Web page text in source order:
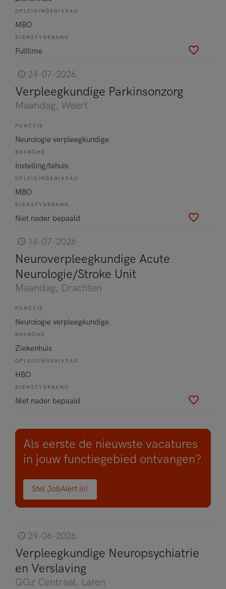
OPLEIDINGSNIVEAU
MBO
DIENSTVERBAND
Fulltime
24-07-2026
Verpleegkundige Parkinsonzorg
Maandag, Weert
FUNCTIE
Neurologie verpleegkundige
BRANCHE
Instelling/tehuis
OPLEIDINGSNIVEAU
MBO
DIENSTVERBAND
Niet nader bepaald
18-07-2026
Neuroverpleegkundige Acute
Neurologie/Stroke Unit
Maandag, Drachten
FUNCTIE
Neurologie verpleegkundige
BRANCHE
Ziekenhuis
OPLEIDINGSNIVEAU
HBO
DIENSTVERBAND
Niet nader bepaald
Als eerste de nieuwste vacatures
in jouw functiegebied ontvangen?
Stel JobAlert in!
29-06-2026
Verpleegkundige Neuropsychiatrie
en Verslaving
GGz Centraal, Laren